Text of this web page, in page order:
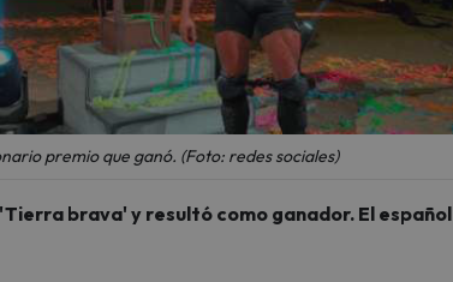
premio que ganó. (Foto: redes sociales)
brava' y resultó como ganador. El español